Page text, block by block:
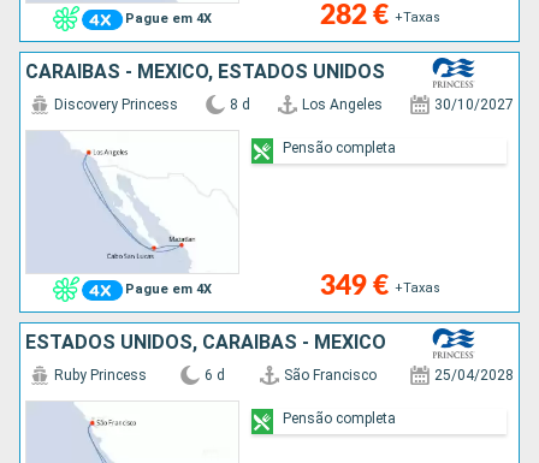
Pague em 4X 282 € +Taxas
CARAIBAS - MEXICO, ESTADOS UNIDOS
Pague em 4X
Discovery Princess 8 d Los Angeles 30/10/2027
349 € +Taxas
Pensão completa
ESTADOS UNIDOS, CARAIBAS - MEXICO
Ruby Princess 6 d São Francisco 25/04/2028
Pensão completa